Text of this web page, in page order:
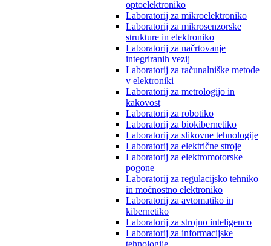
optoelektroniko
Laboratorij za mikroelektroniko
Laboratorij za mikrosenzorske
strukture in elektroniko
Laboratorij za načrtovanje
integriranih vezij
Laboratorij za računalniške metode
v elektroniki
Laboratorij za metrologijo in
kakovost
Laboratorij za robotiko
Laboratorij za biokibernetiko
Laboratorij za slikovne tehnologije
Laboratorij za električne stroje
Laboratorij za elektromotorske
pogone
Laboratorij za regulacijsko tehniko
in močnostno elektroniko
Laboratorij za avtomatiko in
kibernetiko
Laboratorij za strojno inteligenco
Laboratorij za informacijske
tehnologije